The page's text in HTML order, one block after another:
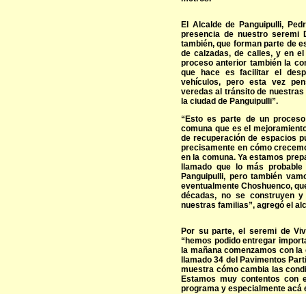
El Alcalde de Panguipulli,
presencia de nuestro seremi
también, que forman parte de
de calzadas, de calles, y en
proceso anterior también la
que hace es facilitar el
vehículos, pero esta vez
veredas al tránsito de
la ciudad de Panguipulli”.
“Esto es parte de un
comuna que es el
de recuperación de espacios
precisamente en cómo
en la comuna. Ya estamos
llamado que lo más
Panguipulli, pero también
eventualmente Choshuenco,
décadas, no se construyen
nuestras familias”, agregó el
Por su parte, el seremi de
“hemos podido entregar
la mañana comenzamos con
llamado 34 del Pavimentos
muestra cómo cambia las
Estamos muy contentos
programa y especialmente acá